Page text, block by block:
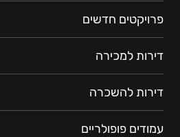
פרויקטים חדשים
דירות למכירה
דירות להשכרה
עמודים פופולריים